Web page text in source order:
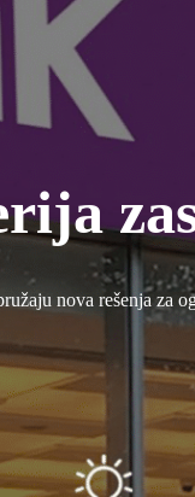
nova rešenja za